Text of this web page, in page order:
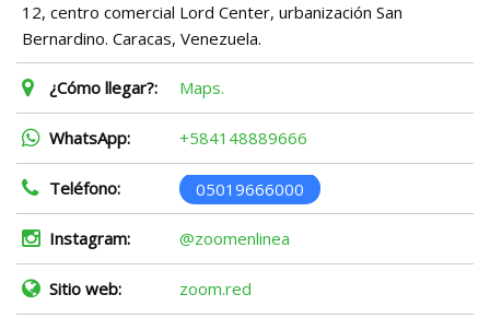
12, centro comercial Lord Center, urbanización San
Bernardino. Caracas, Venezuela.
¿Cómo llegar?: Maps.
WhatsApp: +584148889666
Teléfono: 05019666000
Instagram: @zoomenlinea
Sitio web: zoom.red